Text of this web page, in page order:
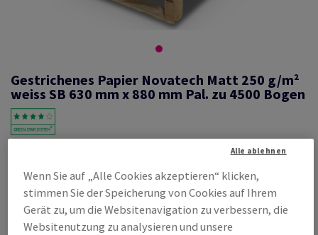
Gestrichenes Papier Novatech Matt 250 g/m²
weiss SB 630 mm x 880 mm Pal. zu 4500 Bogen
Novatech, Matt, beidseitig gestrichen, weiss, holzfrei ECF, 250g/m2,
630mm x 880mm, SB, Pal. zu 4500 Bogen ungeriest, abgesteckt zu 100
Bogen, FSC Mix Credit
Produktinformation
Produkt weiterempfehlen
Wenn Sie auf „Alle Cookies akzeptieren“ klicken,
stimmen Sie der Speicherung von Cookies auf Ihrem
Gerät zu, um die Websitenavigation zu verbessern, die
Websitenutzung zu analysieren und unsere
Alle ablehnen